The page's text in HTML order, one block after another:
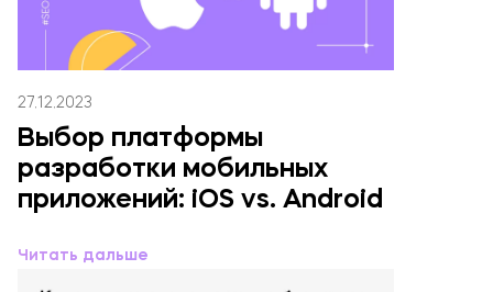
27.12.2023
Выбор платформы
разработки мобильных
приложений: iOS vs. Android
Читать дальше